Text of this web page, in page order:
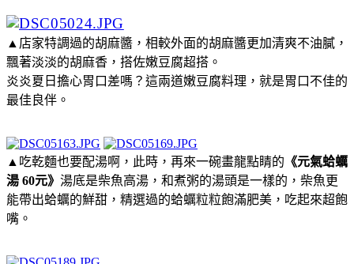
▲店家特調過的胡麻醬，相較外面的胡麻醬更加清爽不油膩，
飄著淡淡的胡麻香，搭佐嫩豆腐超搭。
炎炎夏日擔心胃口差嗎？這兩道嫩豆腐料理，就是胃口不佳的
最佳良伴。
▲吃乾麵也要配湯啊，此時，再來一碗畫龍點睛的 《元氣蛤蠣
湯 60元》 湯底是柴魚高湯，和煮粥的湯頭是一樣的，柴魚更
能帶出蛤蠣的鮮甜，精選過的蛤蠣粒粒飽滿肥美，吃起來超飽
嘴。